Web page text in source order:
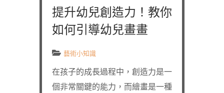
提升幼兒創造力！教你
如何引導幼兒畫畫
藝術小知識
在孩子的成長過程中，創造力是一
個非常關鍵的能力，而繪畫是一種